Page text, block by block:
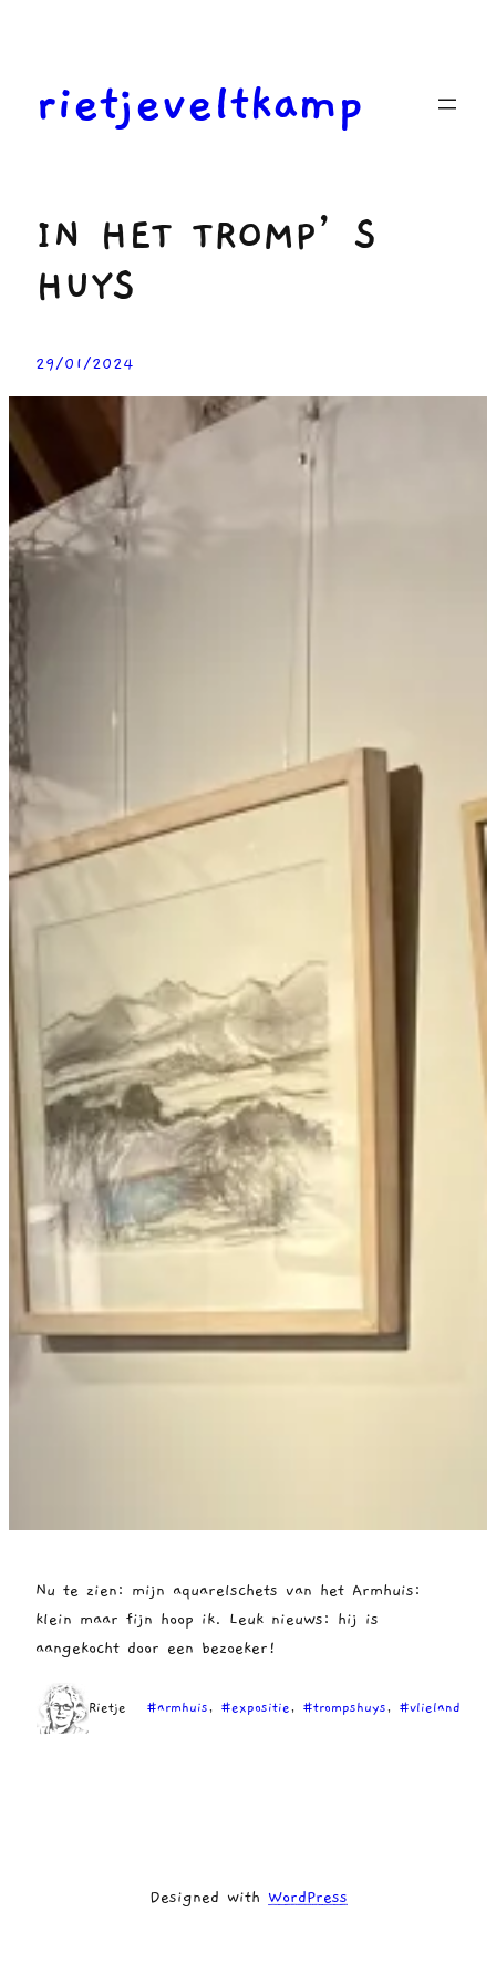
inhoudrietjeveltkamp
IN HET TROMP’S
HUYS
29/01/2024
Nu te zien: mijn aquarelschets van het Armhuis:
klein maar fijn hoop ik. Leuk nieuws: hij is
aangekocht door een bezoeker!
Rietje #armhuis, #expositie, #trompshuys, #vlieland
Designed with WordPress